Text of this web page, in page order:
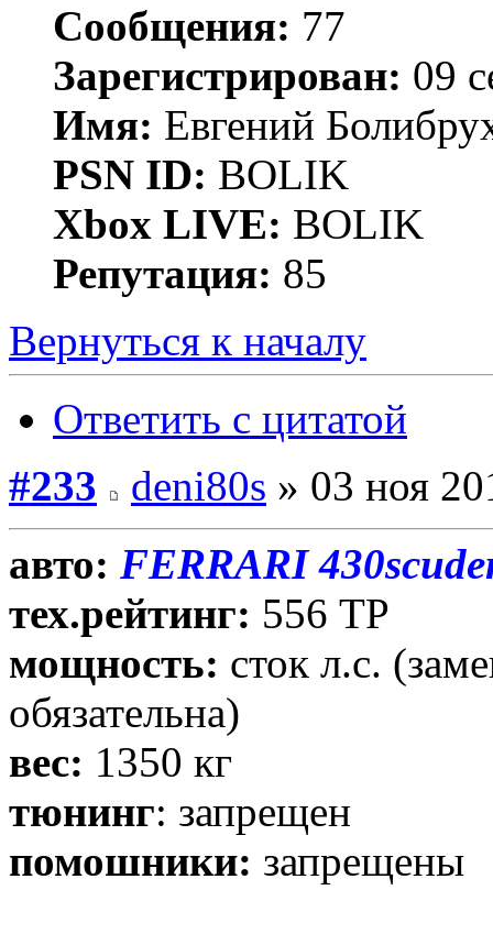
Сообщения: 77
Зарегистрирован: 09
Имя: Евгений
PSN ID: BOLIK
Xbox LIVE: BOLIK
Репутация: 85
Вернуться к началу
Ответить с цитатой
#233
deni80s » 03 ноя
авто: FERRARI
тех.рейтинг: 556 ТР
мощность: сток л.с.
обязательна)
вес: 1350 кг
тюнинг: запрещен
помошники: запрещены